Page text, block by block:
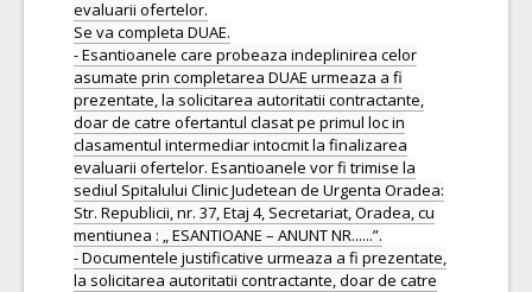
evaluarii ofertelor.
Se va completa DUAE.
- Esantioanele care probeaza indeplinirea celor
asumate prin completarea DUAE urmeaza a fi
prezentate, la solicitarea autoritatii contractante,
doar de catre ofertantul clasat pe primul loc in
clasamentul intermediar intocmit la finalizarea
evaluarii ofertelor. Esantioanele vor fi trimise la
sediul Spitalului Clinic Judetean de Urgenta Oradea:
Str. Republicii, nr. 37, Etaj 4, Secretariat, Oradea, cu
mentiunea : „ ESANTIOANE – ANUNT NR......”.
- Documentele justificative urmeaza a fi prezentate,
la solicitarea autoritatii contractante, doar de catre